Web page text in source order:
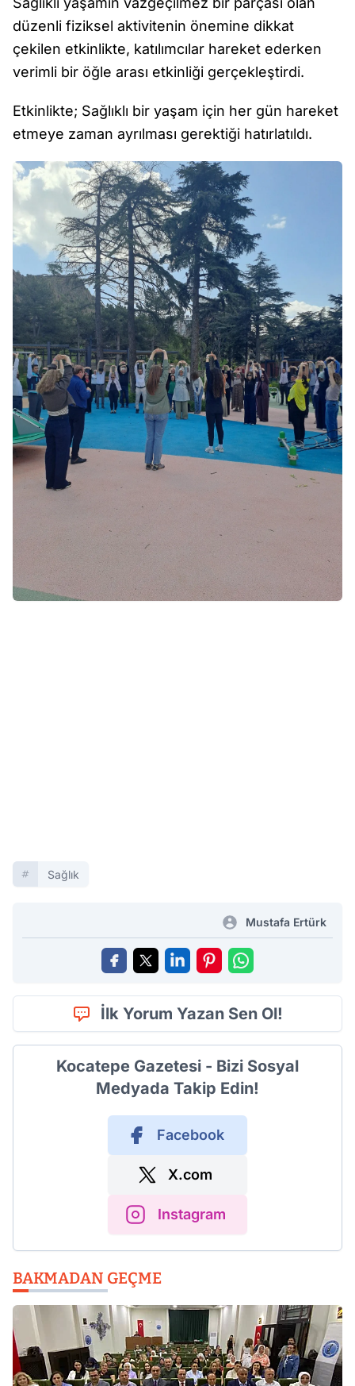
düzenli fiziksel aktivitenin önemine dikkat
çekilen etkinlikte, katılımcılar hareket ederken
verimli bir öğle arası etkinliği gerçekleştirdi.
Etkinlikte; Sağlıklı bir yaşam için her gün hareket
etmeye zaman ayrılması gerektiği hatırlatıldı.
Sağlık
Mustafa Ertürk
İlk Yorum Yazan Sen Ol!
Kocatepe Gazetesi - Bizi Sosyal
Medyada Takip Edin!
Facebook
X.com
Instagram
BAKMADAN GEÇME